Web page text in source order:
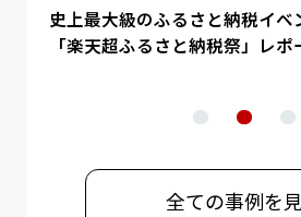
史上最大級のふるさと納税イベ
「楽天超ふるさと納税祭」レポ
全ての事例を